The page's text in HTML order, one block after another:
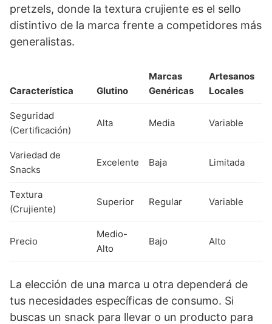
pretzels, donde la textura crujiente es el sello
distintivo de la marca frente a competidores más
generalistas.
Característica Glutino
Marcas
Genéricas
Artesanos
Locales
Seguridad
(Certificación)
Alta Media Variable
Variedad de
Snacks
Excelente Baja Limitada
Textura
(Crujiente)
Superior Regular Variable
Precio
Medio-
Alto
Bajo Alto
La elección de una marca u otra dependerá de
tus necesidades específicas de consumo. Si
buscas un snack para llevar o un producto para